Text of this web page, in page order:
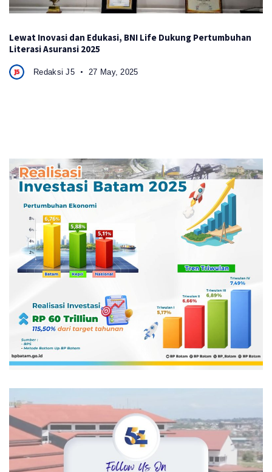
Lewat Inovasi dan Edukasi, BNI Life Dukung Pertumbuhan
Literasi Asuransi 2025
Redaksi J5 27 May, 2025